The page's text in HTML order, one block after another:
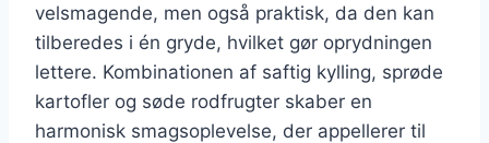
velsmagende, men også praktisk, da den kan
tilberedes i én gryde, hvilket gør oprydningen
lettere. Kombinationen af saftig kylling, sprøde
kartofler og søde rodfrugter skaber en
harmonisk smagsoplevelse, der appellerer til